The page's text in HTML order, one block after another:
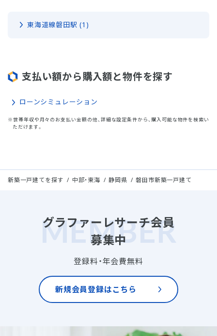
東海道線磐田駅 (1)
支払い額から購入額と物件を探す
ローンシミュレーション
※世帯年収や月々のお支払い金額の他、詳細な設定条件から、購入可能な物件を検索い
ただけます。
新築一戸建てを探す 中部・東海 静岡県 磐田市新築一戸建て
グラファーレサーチ会員
募集中
登録料・年会費無料
新規会員登録はこちら